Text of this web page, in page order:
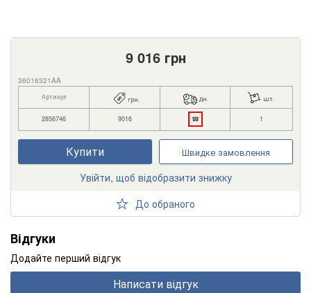
9 016грн
36016321AA
Артикул грн. дн. шт.
2856746 9016 ☎ 1
Купити Швидке замовлення
Увійти, щоб відобразити знижку
До обраного
Відгуки
Додайте перший відгук
Написати відгук